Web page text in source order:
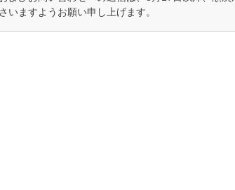
ますようお願い申し上げます。